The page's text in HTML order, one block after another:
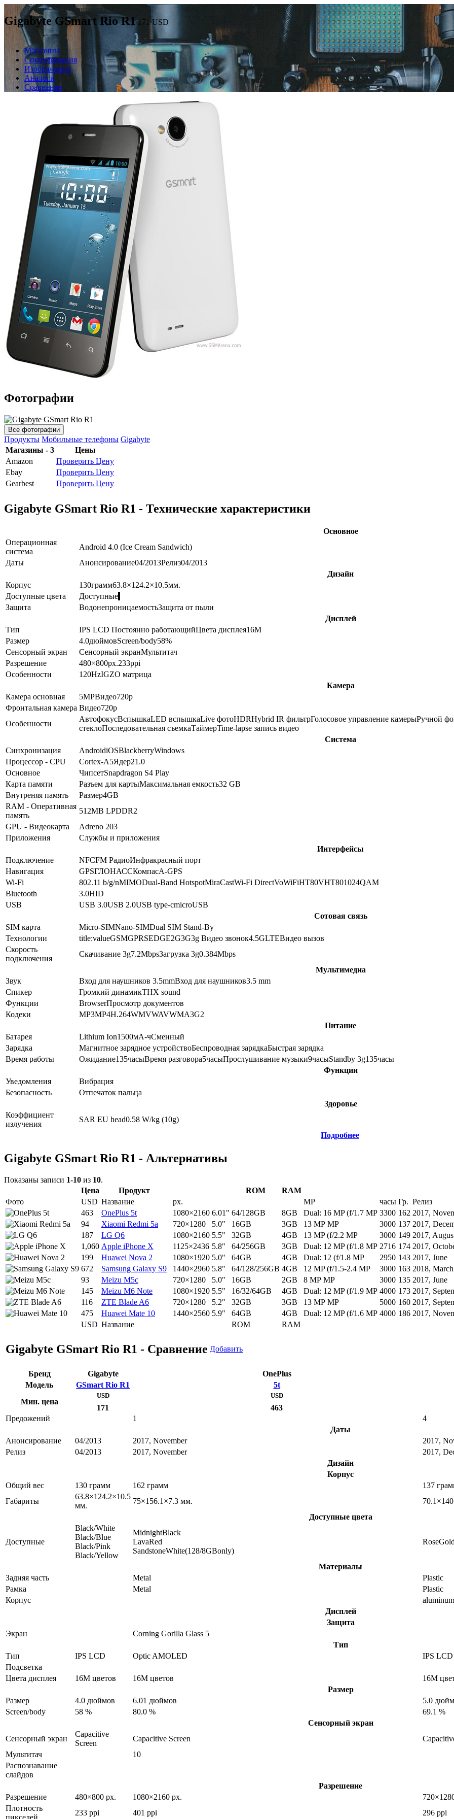
Gigabyte GSmart Rio R1 171USD
Магазины
Спецификация
Изображения
Аналоги
Сравнение
Фотографии
Все фотографии
Продукты Мобильные телефоны Gigabyte
Магазины - 3
Цены
Amazon
Проверить Цену
Ebay
Проверить Цену
Gearbest
Проверить Цену
Gigabyte GSmart Rio R1 - Технические характеристики
Основное
Операционная
система
Android 4.0 (Ice Cream Sandwich)
Даты
Анонсирование04/2013Релиз04/2013
Дизайн
Корпус
130грамм63.8×124.2×10.5мм.
Доступные цвета
Доступные
Защита
ВодонепроницаемостьЗащита от пыли
Дисплей
Тип
IPS LCD Постоянно работающийЦвета дисплея16M
Размер
4.0дюймовScreen/body58%
Сенсорный экран
Сенсорный экранМультитач
Разрешение
480×800px.233ppi
Особенности
120HzIGZO матрица
Камера
Камера основная
5MPВидео720p
Фронтальная камера Видео720p
Особенности
АвтофокусВспышкаLED вспышкаLive фотоHDRHybrid IR фильтрГолосовое управление камерыРучной
стеклоПоследовательная съемкаТаймерTime-lapse запись видео
Система
Синхронизация
AndroidiOSBlackberryWindows
Процессор - CPU
Cortex-A5Ядер21.0
Основное
ЧипсетSnapdragon S4 Play
Карта памяти
Разъем для картыМаксимальная емкость32 GB
Внутреняя память
Размер4GB
RAM - Оперативная
память
512MB LPDDR2
GPU - Видеокарта
Adreno 203
Приложения
Службы и приложения
Интерфейсы
Подключение
NFCFM РадиоИнфракрасный порт
Навигация
GPSГЛОНАССКомпасA-GPS
Wi-Fi
802.11 b/g/nMIMODual-Band HotspotMiraCastWi-Fi DirectVoWiFiHT80VHT801024QAM
Bluetooth
3.0HID
USB
USB 3.0USB 2.0USB type-cmicroUSB
Сотовая связь
SIM карта
Micro-SIMNano-SIMDual SIM Stand-By
Технологии
title:valueGSMGPRSEDGE2G3G3g Видео звонок4.5GLTEВидео вызов
Скорость
подключения
Скачивание 3g7.2MbpsЗагрузка 3g0.384Mbps
Мультимедиа
Звук
Вход для наушников 3.5mmВход для наушников3.5 mm
Спикер
Громкий динамикTHX sound
Функции
BrowserПросмотр документов
Кодеки
MP3MP4H.264WMVWAVWMA3G2
Питание
Батарея
Lithium Ion1500мА-чСменный
Зарядка
Магнитное зарядное устройствоБеспроводная зарядкаБыстрая зарядка
Время работы
Ожидание135часыВремя разговора5часыПрослушивание музыки9часыStandby 3g135часы
Функции
Уведомления
Вибрация
Безопасность
Отпечаток пальца
Здоровье
Коэффициент
излучения
SAR EU head0.58 W/kg (10g)
Подробнее
Gigabyte GSmart Rio R1 - Альтернативы
Показаны записи 1-10 из 10.
Цена
Продукт ROM
RAM
Фото
USD Название px. MP часы Гр. Релиз
USD Название ROM RAM
463 OnePlus 5t 1080×2160 6.01" 64/128GB 8GB Dual: 16 MP (f/1.7 MP 3300 162 2017,
94
Xiaomi Redmi 5a 720×1280 5.0" 16GB 3GB 13 MP MP 3000 137 2017,
187
LG Q6 1080×2160 5.5" 32GB 4GB 13 MP (f/2.2 MP 3000 149 2017,
1,060 Apple iPhone X 1125×2436 5.8" 64/256GB 3GB Dual: 12 MP (f/1.8 MP 2716 174 2017,
199
Huawei Nova 2 1080×1920 5.0" 64GB 4GB Dual: 12 (f/1.8 MP 2950 143 2017, June
672
Samsung Galaxy S9 1440×2960 5.8" 64/128/256GB 4GB 12 MP (f/1.5-2.4 MP 3000 163 2018, March
93
Meizu M5c 720×1280 5.0" 16GB 2GB 8 MP MP 3000 135 2017, June
145
Meizu M6 Note 1080×1920 5.5" 16/32/64GB 4GB Dual: 12 MP (f/1.9 MP 4000 173 2017,
116
ZTE Blade A6 720×1280 5.2" 32GB 3GB 13 MP MP 5000 160 2017,
475
Huawei Mate 10 1440×2560 5.9" 64GB 4GB Dual: 12 MP (f/1.6 MP 4000 186 2017,
Gigabyte GSmart Rio R1 - Сравнение Добавить
Бренд Gigabyte OnePlus
Модель
GSmart Rio R1 5t
Мин. цена
USD
171
USD
463
Предожений
1 4
Даты
Анонсирование
04/2013 2017, November 2017,
Релиз
04/2013 2017, November 2017,
Дизайн
Корпус
Общий вес
130 грамм 162 грамм 137
Габариты
63.8×124.2×10.5
мм.
75×156.1×7.3 мм.
Доступные цвета
Доступные
Black/White
Black/Blue
Black/Pink
Black/Yellow
MidnightBlack
LavaRed
SandstoneWhite(128/8GBonly)
RoseGold
Материалы
Задняя часть
Metal Plastic
Рамка
Metal Plastic
Корпус
aluminum
Дисплей
Защита
Экран
Corning Gorilla Glass 5
Тип
Тип
IPS LCD Optic AMOLED IPS LCD
Подсветка
Цвета дисплея
16M цветов 16M цветов 16M
Размер
Размер
4.0 дюймов 6.01 дюймов 5.0
Screen/body
58 % 80.0 % 69.1 %
Сенсорный экран
Сенсорный экран
Capacitive
Screen
Capacitive Screen
Мультитач
10
Распознавание
слайдов
Разрешение
Разрешение
480×800 px. 1080×2160 px.
Плотность
233 ppi 401 ppi 296 ppi